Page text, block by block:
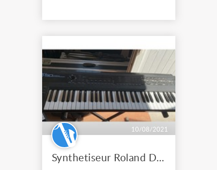
10/08/2021
Synthetiseur Roland D50